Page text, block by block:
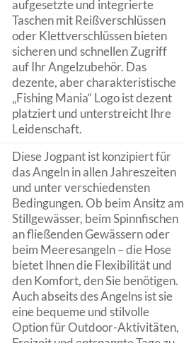
aufgesetzte und integrierte
Taschen mit Reißverschlüssen
oder Klettverschlüssen bieten
sicheren und schnellen Zugriff
auf Ihr Angelzubehör. Das
dezente, aber charakteristische
„Fishing Mania“ Logo ist dezent
platziert und unterstreicht Ihre
Leidenschaft.
Diese Jogpant ist konzipiert für
das Angeln in allen Jahreszeiten
und unter verschiedensten
Bedingungen. Ob beim Ansitz am
Stillgewässer, beim Spinnfischen
an fließenden Gewässern oder
beim Meeresangeln – die Hose
bietet Ihnen die Flexibilität und
den Komfort, den Sie benötigen.
Auch abseits des Angelns ist sie
eine bequeme und stilvolle
Option für Outdoor-Aktivitäten,